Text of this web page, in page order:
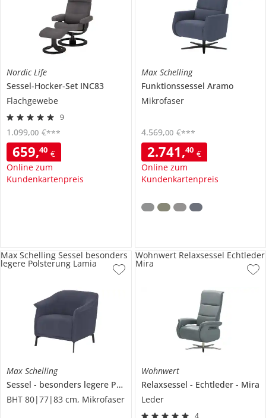
Nordic Life
Sessel-Hocker-Set INC83
Flachgewebe
9
659,40 €
Online zum
Kundenkartenpreis
1.099,00 €***
Max Schelling
Funktionssessel Aramo
Mikrofaser
2.741,40 €
Online zum
Kundenkartenpreis
4.569,00 €***
Max Schelling
Sessel
besonders legere Polsterung
Lamia
BHT 80|77|83 cm, Mikrofaser
Max Schelling Sessel besonders
legere Polsterung Lamia
Wohnwert
Relaxsessel
Echtleder
Mira
Leder
4
Wohnwert Relaxsessel Echtleder
Mira